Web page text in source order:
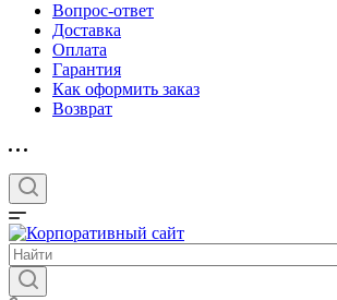
Вопрос-ответ
Доставка
Оплата
Гарантия
Как оформить заказ
Возврат